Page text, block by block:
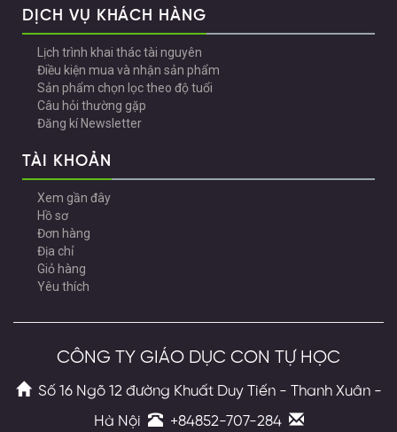
DỊCH VỤ KHÁCH HÀNG
Lịch trình khai thác tài nguyên
Điều kiện mua và nhận sản phẩm
Sản phẩm chọn lọc theo độ tuổi
Câu hỏi thường gặp
Đăng kí Newsletter
TÀI KHOẢN
Xem gần đây
Hồ sơ
Đơn hàng
Địa chỉ
Giỏ hàng
Yêu thích
CÔNG TY GIÁO DỤC CON TỰ HỌC
Số 16 Ngõ 12 đường Khuất Duy Tiến - Thanh Xuân -
Hà Nội
+84852-707-284